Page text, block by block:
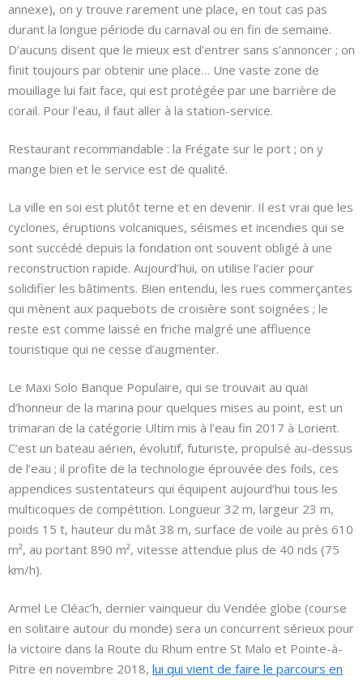
annexe), on y trouve rarement une place, en tout cas pas
durant la longue période du carnaval ou en fin de semaine.
D’aucuns disent que le mieux est d’entrer sans s’annoncer ; on
finit toujours par obtenir une place… Une vaste zone de
mouillage lui fait face, qui est protégée par une barrière de
corail. Pour l’eau, il faut aller à la station-service.
Restaurant recommandable : la Frégate sur le port ; on y
mange bien et le service est de qualité.
La ville en soi est plutôt terne et en devenir. Il est vrai que les
cyclones, éruptions volcaniques, séismes et incendies qui se
sont succédé depuis la fondation ont souvent obligé à une
reconstruction rapide. Aujourd’hui, on utilise l’acier pour
solidifier les bâtiments. Bien entendu, les rues commerçantes
qui mènent aux paquebots de croisière sont soignées ; le
reste est comme laissé en friche malgré une affluence
touristique qui ne cesse d’augmenter.
Le Maxi Solo Banque Populaire, qui se trouvait au quai
d’honneur de la marina pour quelques mises au point, est un
trimaran de la catégorie Ultim mis à l’eau fin 2017 à Lorient.
C’est un bateau aérien, évolutif, futuriste, propulsé au-dessus
de l’eau ; il profite de la technologie éprouvée des foils, ces
appendices sustentateurs qui équipent aujourd’hui tous les
multicoques de compétition. Longueur 32 m, largeur 23 m,
poids 15 t, hauteur du mât 38 m, surface de voile au près 610
m², au portant 890 m², vitesse attendue plus de 40 nds (75
km/h).
Armel Le Cléac’h, dernier vainqueur du Vendée globe (course
en solitaire autour du monde) sera un concurrent sérieux pour
la victoire dans la Route du Rhum entre St Malo et Pointe-à-
Pitre en novembre 2018, lui qui vient de faire le parcours en